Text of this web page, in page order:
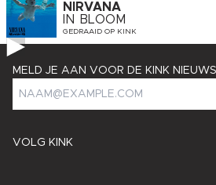
NIRVANA
IN BLOOM
GEDRAAID OP KINK
VOLG KINK
MELD JE AAN VOOR DE KINK